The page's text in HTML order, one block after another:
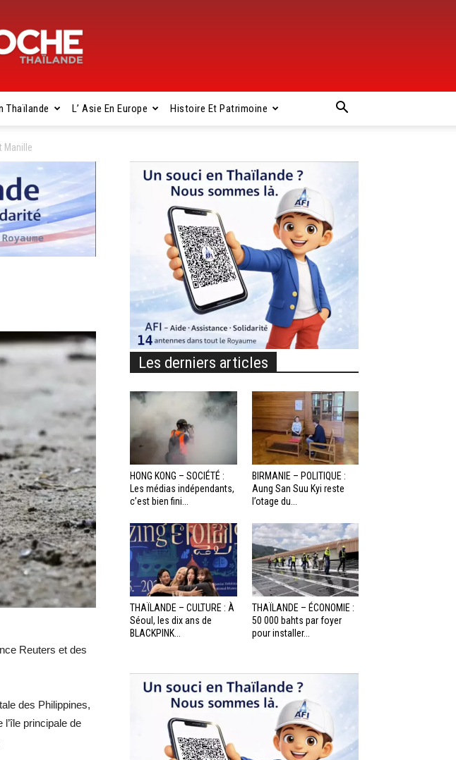
Thaïlande L’ Asie En Europe Histoire Et Patrimoine
Manille
Reuters et des
des Philippines,
principale de
Les derniers articles
HONG KONG – SOCIÉTÉ :
Les médias indépendants,
c’est bien fini...
BIRMANIE – POLITIQUE :
Aung San Suu Kyi reste
l’otage du...
THAÏLANDE – CULTURE : À
Séoul, les dix ans de
BLACKPINK...
THAÏLANDE – ÉCONOMIE :
50 000 bahts par foyer
pour installer...